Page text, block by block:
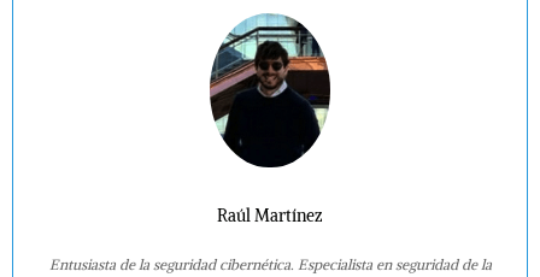
Raúl Martínez
Entusiasta de la seguridad cibernética. Especialista en seguridad de la